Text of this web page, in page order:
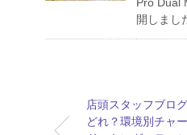
開しまし
店頭スタッフブロ
どれ？環境別チャ